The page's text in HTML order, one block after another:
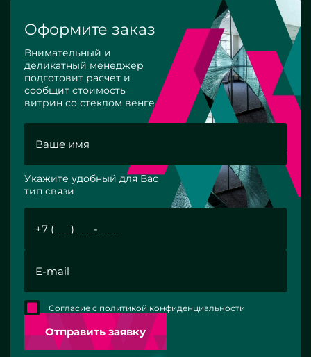
Оформите заказ
Внимательный и
деликатный менеджер
подготовит расчет и
сообщит стоимость
витрин со стеклом венге
Укажите удобный для Вас
тип связи
Отправить заявку
Согласие с политикой конфиденциальности